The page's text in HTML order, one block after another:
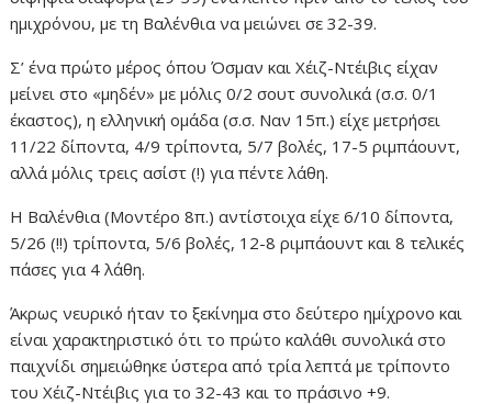
ημιχρόνου, με τη Βαλένθια να μειώνει σε 32-39.
Σ’ ένα πρώτο μέρος όπου Όσμαν και Χέιζ-Ντέιβις είχαν
μείνει στο «μηδέν» με μόλις 0/2 σουτ συνολικά (σ.σ. 0/1
έκαστος), η ελληνική ομάδα (σ.σ. Ναν 15π.) είχε μετρήσει
11/22 δίποντα, 4/9 τρίποντα, 5/7 βολές, 17-5 ριμπάουντ,
αλλά μόλις τρεις ασίστ (!) για πέντε λάθη.
Η Βαλένθια (Μοντέρο 8π.) αντίστοιχα είχε 6/10 δίποντα,
5/26 (!!) τρίποντα, 5/6 βολές, 12-8 ριμπάουντ και 8 τελικές
πάσες για 4 λάθη.
Άκρως νευρικό ήταν το ξεκίνημα στο δεύτερο ημίχρονο και
είναι χαρακτηριστικό ότι το πρώτο καλάθι συνολικά στο
παιχνίδι σημειώθηκε ύστερα από τρία λεπτά με τρίποντο
του Χέιζ-Ντέιβις για το 32-43 και το πράσινο +9.